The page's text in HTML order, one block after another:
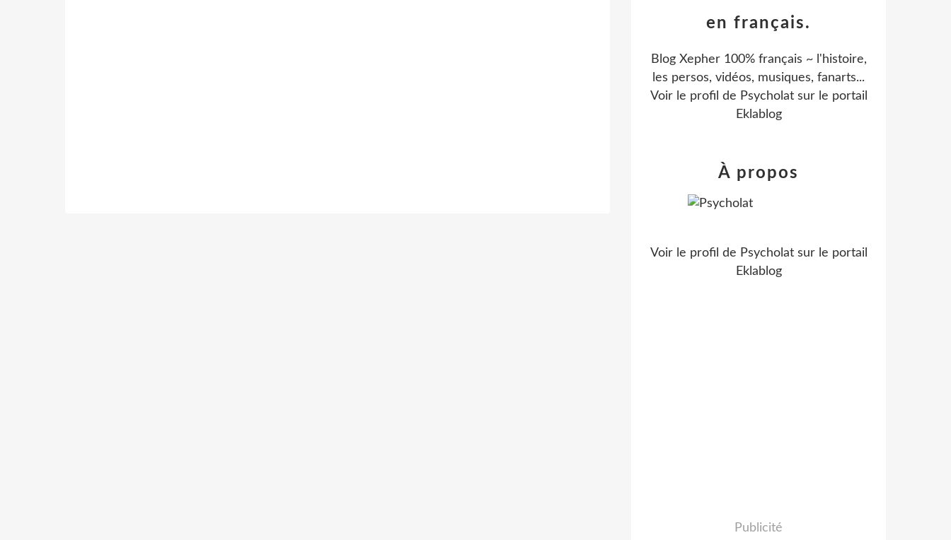
en français.
Blog Xepher 100% français ~ l'histoire,
les persos, vidéos, musiques, fanarts...
Voir le profil de Psycholatsur le portail
Eklablog
À propos
Voir le profil de Psycholatsur le portail
Eklablog
Publicité